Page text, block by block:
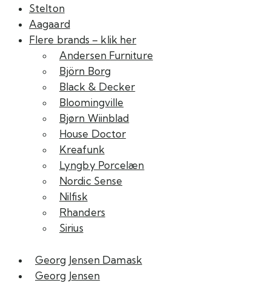
Stelton
Aagaard
Flere brands – klik her
Andersen Furniture
Björn Borg
Black & Decker
Bloomingville
Bjørn Wiinblad
House Doctor
Kreafunk
Lyngby Porcelæn
Nordic Sense
Nilfisk
Rhanders
Sirius
Georg Jensen Damask
Georg Jensen